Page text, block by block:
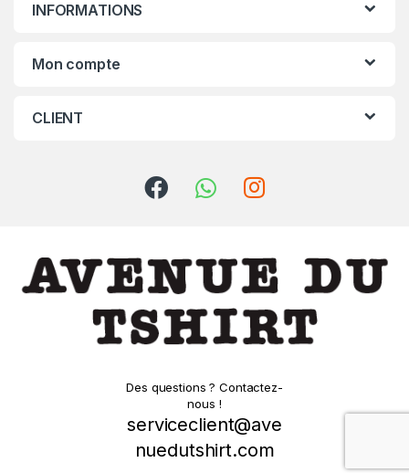
INFORMATIONS
Mon compte
CLIENT
Des questions ? Contactez-
nous !
serviceclient@ave
nuedutshirt.com